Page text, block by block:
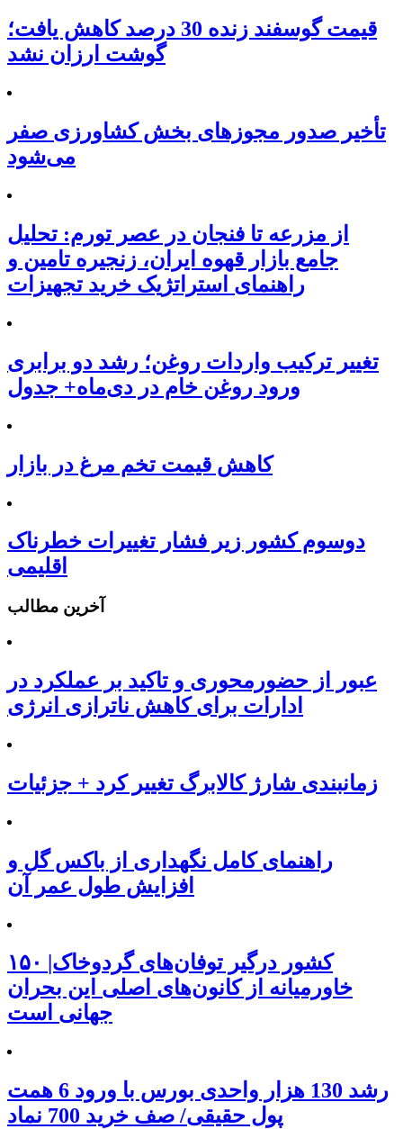
قیمت گوسفند زنده 30 درصد کاهش یافت؛
گوشت ارزان نشد
تأخیر صدور مجوزهای بخش کشاورزی صفر
می‌شود
از مزرعه تا فنجان در عصر تورم: تحلیل
جامع بازار قهوه ایران، زنجیره تامین و
راهنمای استراتژیک خرید تجهیزات
تغییر ترکیب واردات روغن؛ رشد دو برابری
ورود روغن خام در دی‌ماه+ جدول
کاهش قیمت تخم مرغ در بازار
دوسوم کشور زیر فشار تغییرات خطرناک
اقلیمی
آخرین مطالب
عبور از حضورمحوری و تاکید بر عملکرد در
ادارات برای کاهش ناترازی انرژی
زمانبندی شارژ کالابرگ تغییر کرد + جزئیات
راهنمای کامل نگهداری از باکس گل و
افزایش طول عمر آن
۱۵۰ کشور درگیر توفان‌های گردوخاک|
خاورمیانه از کانون‌های اصلی این بحران
جهانی است
رشد 130 هزار واحدی بورس با ورود 6 همت
پول حقیقی/ صف خرید 700 نماد